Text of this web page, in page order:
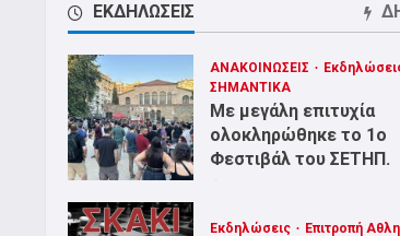
ΕΚΔΗΛΩΣΕΙΣ
ΑΝΑΚΟΙΝΩΣΕΙΣ
ΣΗΜΑΝΤΙΚΑ
Με μεγάλη επιτυχία
ολοκληρώθηκε το 1ο
Φεστιβάλ του ΣΕΤΗΠ.
Εκδηλώσεις Επιτροπή